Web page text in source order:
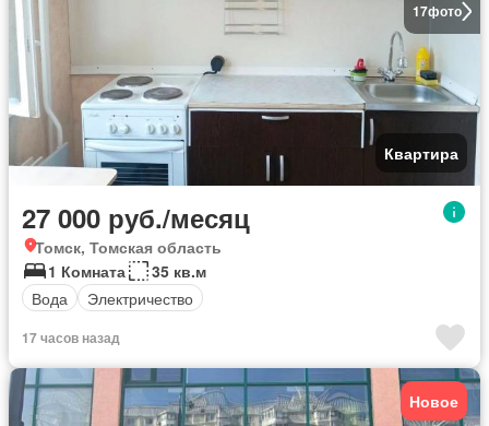
17фото
Квартира
27 000 руб./месяц
Томск, Томская область
1 Комната
35 кв.м
Вода
Электричество
17 часов назад
Новое